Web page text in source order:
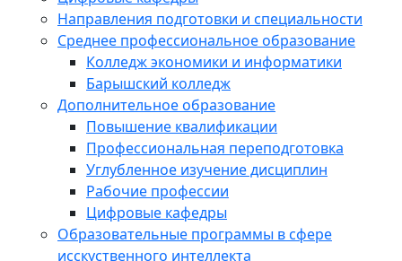
Направления подготовки и специальности
Среднее профессиональное образование
Колледж экономики и информатики
Барышский колледж
Дополнительное образование
Повышение квалификации
Профессиональная переподготовка
Углубленное изучение дисциплин
Рабочие профессии
Цифровые кафедры
Образовательные программы в сфере
исскуственного интеллекта